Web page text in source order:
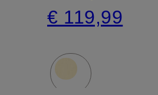
€ 119,99